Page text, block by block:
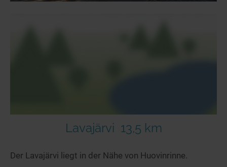
Lavajärvi 13,5 km
Der Lavajärvi liegt in der Nähe von Huovinrinne.